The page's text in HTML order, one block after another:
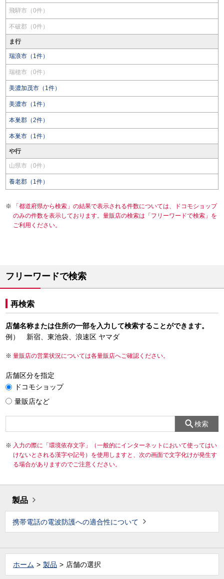
飛騨市（0件）
不破郡（0件）
ま行
瑞浪市（1件）
瑞穂市（0件）
美濃加茂市（1件）
美濃市（1件）
本巣郡（2件）
本巣市（1件）
や行
山県市（0件）
養老郡（1件）
「都道府県から検索」の結果で表示される件数については、ドコモショップ
のみの件数を表示しております。量販店の検索は「フリーワードで検索」を
ご利用ください。
フリーワードで検索
再検索
店舗名称または住所の一部を入力して検索することができます。
例） 新宿、東池袋、浪速区 ヤマダ
量販店の営業状況については各量販店へご確認ください。
店舗区分を指定
ドコモショップ
量販店など
検索
入力の際に「環境依存文字」（一般的にインターネットにおいて使ってはい
けないとされる漢字や記号）を使用しますと、次の画面で文字化けが発生す
る場合がありますのでご注意ください。
製品
携帯電話の電波防護への適合性について
ホーム 製品 店舗の選択